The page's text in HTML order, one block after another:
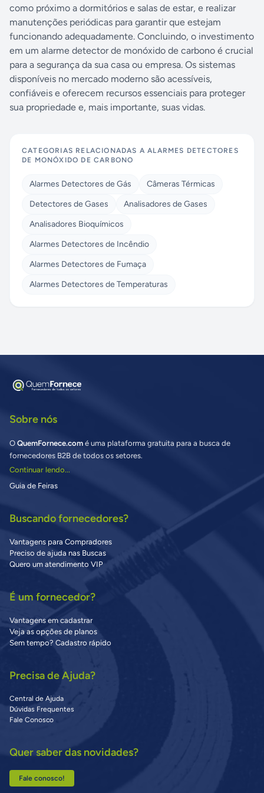
como próximo a dormitórios e salas de estar, e realizar
manutenções periódicas para garantir que estejam
funcionando adequadamente. Concluindo, o investimento
em um alarme detector de monóxido de carbono é crucial
para a segurança da sua casa ou empresa. Os sistemas
disponíveis no mercado moderno são acessíveis,
confiáveis ​​e oferecem recursos essenciais para proteger
sua propriedade e, mais importante, suas vidas.
CATEGORIAS RELACIONADAS AALARMES DETECTORES
DE MONÓXIDO DE CARBONO
Alarmes Detectores de Gás
Câmeras Térmicas
Detectores de Gases
Analisadores de Gases
Analisadores Bioquímicos
Alarmes Detectores de Incêndio
Alarmes Detectores de Fumaça
Alarmes Detectores de Temperaturas
Sobre nós
O QuemFornece.com é uma plataforma gratuita para a busca de
fornecedores B2B de todos os setores.
Continuar lendo...
Guia de Feiras
Buscando fornecedores?
Vantagens para Compradores
Preciso de ajuda nas Buscas
Quero um atendimento VIP
É um fornecedor?
Vantagens em cadastrar
Veja as opções de planos
Sem tempo? Cadastro rápido
Precisa de Ajuda?
Central de Ajuda
Dúvidas Frequentes
Fale Conosco
Quer saber das novidades?
Fale conosco!